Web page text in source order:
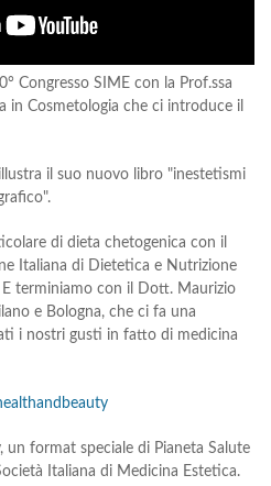
Congresso SIME con la Prof.ssa
in Cosmetologia che ci introduce il
il suo nuovo libro "inestetismi
di dieta chetogenica con il
Italiana di Dietetica e Nutrizione
terminiamo con il Dott. Maurizio
e Bologna, che ci fa una
i nostri gusti in fatto di medicina
format speciale di Pianeta Salute
Italiana di Medicina Estetica.